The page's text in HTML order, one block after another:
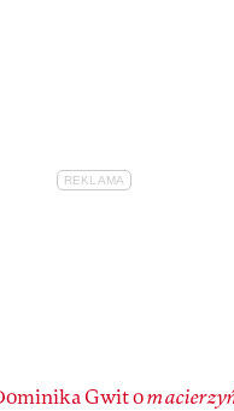
Gwit o